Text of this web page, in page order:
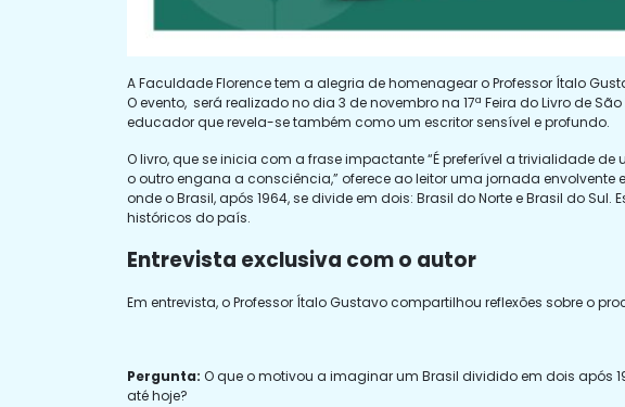
A Faculdade Florence tem a alegria de homenagear o Professor Ítalo
O evento, será realizado no dia 3 de novembro na 17ª Feira do Livro de
educador que revela-se também como um escritor sensível e profundo.
O livro, que se inicia com a frase impactante “É preferível a trivialidade
o outro engana a consciência,” oferece ao leitor uma jornada
onde o Brasil, após 1964, se divide em dois: Brasil do Norte e Brasil do
históricos do país.
Entrevista exclusiva com o autor
Em entrevista, o Professor Ítalo Gustavo compartilhou reflexões sobre o
Pergunta: O que o motivou a imaginar um Brasil dividido em dois após
até hoje?